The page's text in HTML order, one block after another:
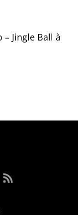
– Jingle Ball à